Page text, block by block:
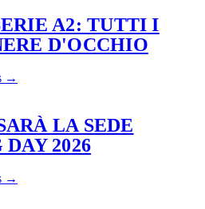
A2: TUTTI I
D'OCCHIO
→
LA SEDE
2026
→